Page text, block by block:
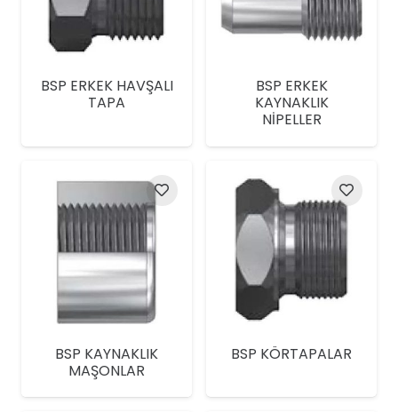
BSP ERKEK HAVŞALI
TAPA
BSP ERKEK
KAYNAKLIK
NİPELLER
BSP KAYNAKLIK
MAŞONLAR
BSP KÖRTAPALAR